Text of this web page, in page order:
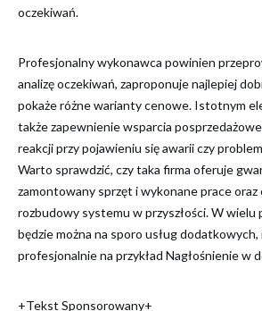
oczekiwań.
Profesjonalny wykonawca powinien
analizę oczekiwań, zaproponuje najlepiej
pokaże różne warianty cenowe. Istotnym
także zapewnienie wsparcia
reakcji przy pojawieniu się awarii czy
Warto sprawdzić, czy taka firma oferuje
zamontowany sprzęt i wykonane prace oraz
rozbudowy systemu w przyszłości. W wielu
będzie można na sporo usług dodatkowych,
profesjonalnie na przykład Nagłośnienie w
+Tekst Sponsorowany+